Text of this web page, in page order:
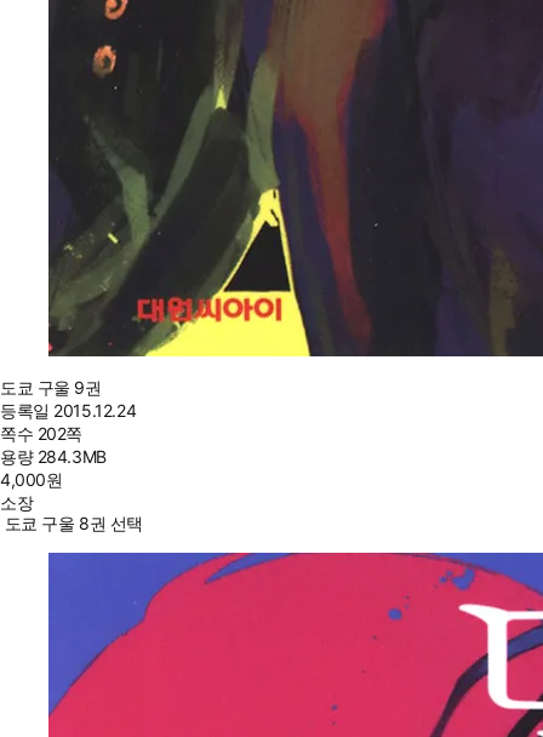
도쿄 구울 9권
등록일 2015.12.24
쪽수 202쪽
용량 284.3MB
4,000원
소장
도쿄 구울 8권 선택